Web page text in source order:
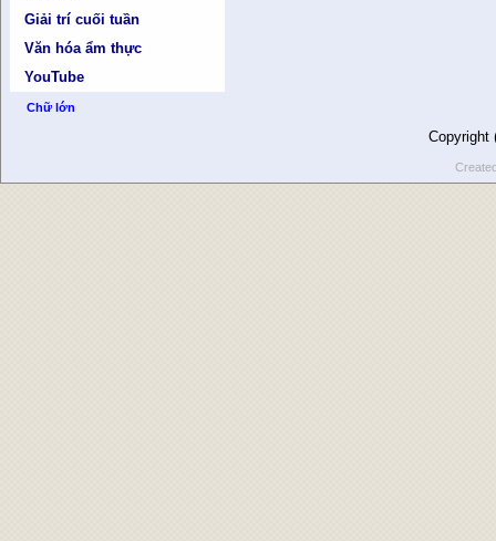
Giải trí cuối tuần
Văn hóa ẩm thực
YouTube
Chữ lớn
Copyright